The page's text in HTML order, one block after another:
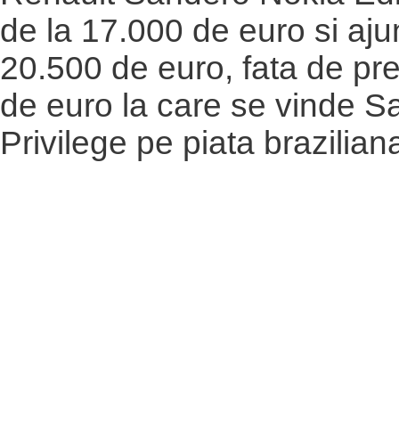
de la 17.000 de euro si
20.500 de euro, fata de
de euro la care se vinde
Privilege pe piata